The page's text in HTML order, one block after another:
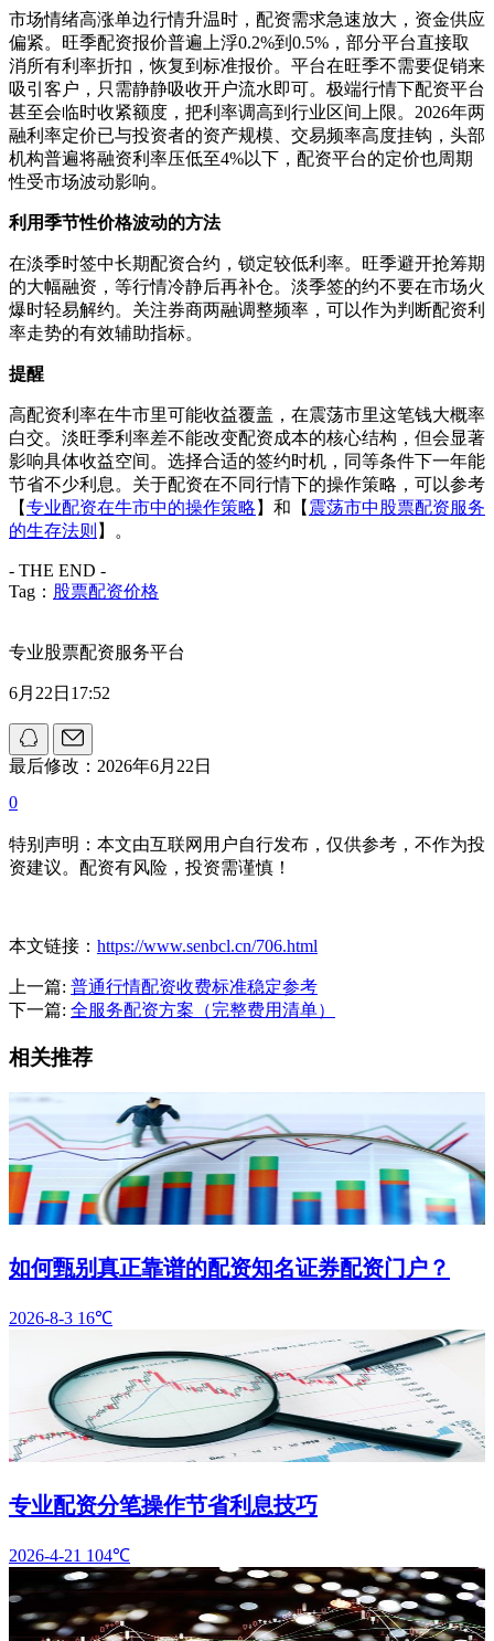
市场情绪高涨单边行情升温时，配资需求急速放大，资金供应
偏紧。旺季配资报价普遍上浮0.2%到0.5%，部分平台直接取
消所有利率折扣，恢复到标准报价。平台在旺季不需要促销来
吸引客户，只需静静吸收开户流水即可。极端行情下配资平台
甚至会临时收紧额度，把利率调高到行业区间上限。2026年两
融利率定价已与投资者的资产规模、交易频率高度挂钩，头部
机构普遍将融资利率压低至4%以下，配资平台的定价也周期
性受市场波动影响。
利用季节性价格波动的方法
在淡季时签中长期配资合约，锁定较低利率。旺季避开抢筹期
的大幅融资，等行情冷静后再补仓。淡季签的约不要在市场火
爆时轻易解约。关注券商两融调整频率，可以作为判断配资利
率走势的有效辅助指标。
提醒
高配资利率在牛市里可能收益覆盖，在震荡市里这笔钱大概率
白交。淡旺季利率差不能改变配资成本的核心结构，但会显著
影响具体收益空间。选择合适的签约时机，同等条件下一年能
节省不少利息。关于配资在不同行情下的操作策略，可以参考
【专业配资在牛市中的操作策略 】和【 震荡市中股票配资服务
的生存法则 】。
- THE END -
Tag： 股票配资价格
专业股票配资服务平台
6月22日17:52
最后修改：2026年6月22日
0
特别声明：本文由互联网用户自行发布，仅供参考，不作为投
资建议。配资有风险，投资需谨慎！
本文链接： https://www.senbcl.cn/706.html
上一篇: 普通行情配资收费标准稳定参考
下一篇: 全服务配资方案（完整费用清单）
相关推荐
如何甄别真正靠谱的配资知名证券配资门户？
2026-8-3 16℃
专业配资分笔操作节省利息技巧
2026-4-21 104℃